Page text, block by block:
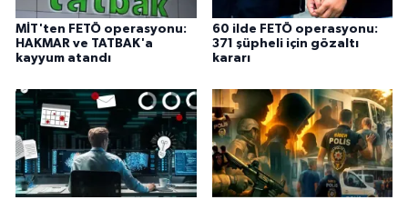
MİT'ten FETÖ operasyonu:
HAKMAR ve TATBAK'a
kayyum atandı
60 ilde FETÖ operasyonu:
371 şüpheli için gözaltı
kararı